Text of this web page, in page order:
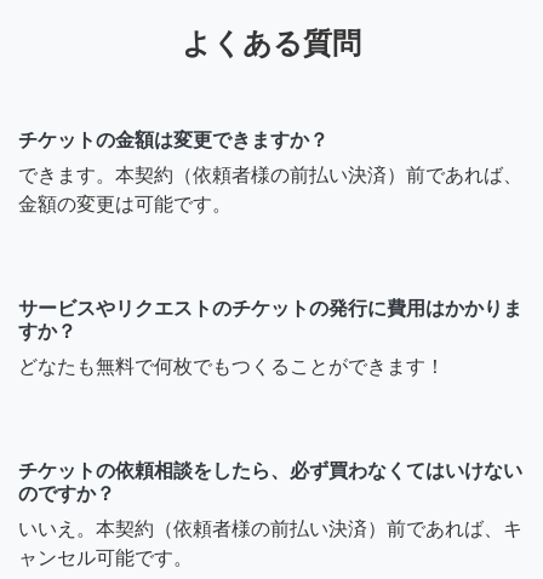
よくある質問
チケットの金額は変更できますか？
できます。本契約（依頼者様の前払い決済）前であれば、
金額の変更は可能です。
サービスやリクエストのチケットの発行に費用はかかりま
すか？
どなたも無料で何枚でもつくることができます！
チケットの依頼相談をしたら、必ず買わなくてはいけない
のですか？
いいえ。本契約（依頼者様の前払い決済）前であれば、キ
ャンセル可能です。